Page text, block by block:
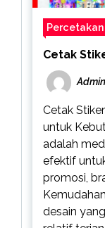
Cetak
Cetak
untuk
adalah
efektif
promosi,
desain